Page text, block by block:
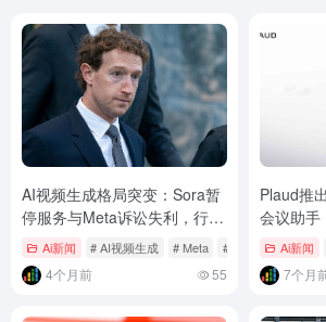
AI视频生成格局突变：Sora暂
停服务与Meta诉讼失利，行业
竞争进入新阶段
Ai新闻 # AI视频生成 # Meta # OpenAI Sora
4个月前 55
Plaud推
会议助手
程会议痛
Ai新闻
7个月